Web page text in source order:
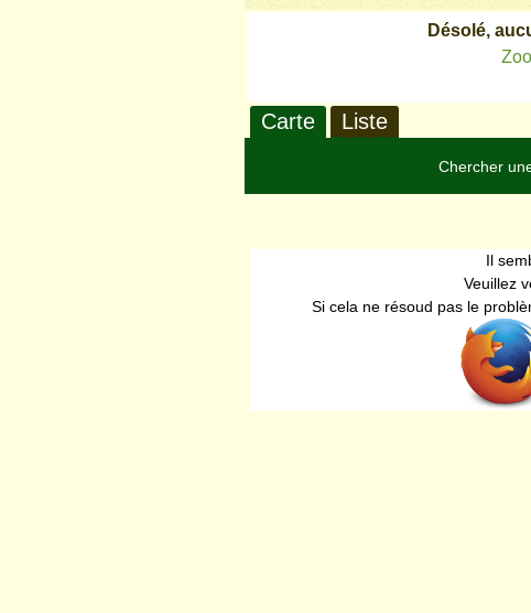
Désolé,
Carte Liste
Chercher
Il
Veuillez
Si cela ne résoud pas le